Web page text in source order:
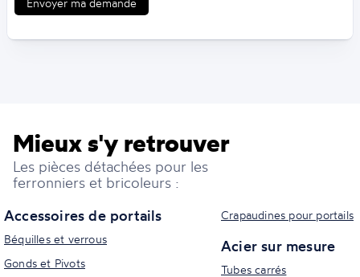
Envoyer ma demande
Mieux s'y retrouver
Les pièces détachées pour les
ferronniers et bricoleurs :
Accessoires de portails
Béquilles et verrous
Gonds et Pivots
Crapaudines pour portails
Acier sur mesure
Tubes carrés